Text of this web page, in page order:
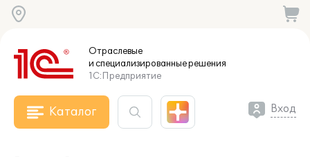
Отраслевые
и специализированныерешения
1С:Предприятие
Каталог Вход